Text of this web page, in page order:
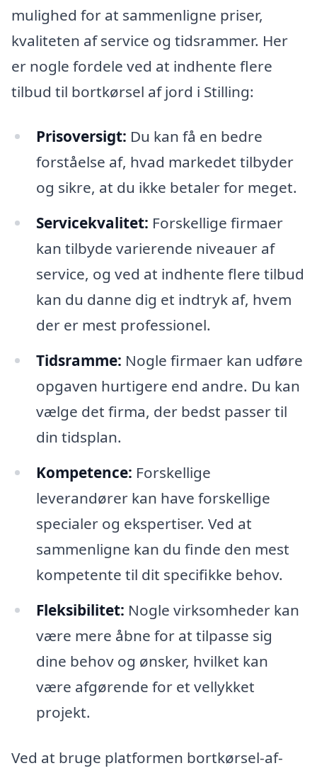
mulighed for at sammenligne priser,
kvaliteten af service og tidsrammer. Her
er nogle fordele ved at indhente flere
tilbud til bortkørsel af jord i Stilling:
Prisoversigt: Du kan få en bedre
forståelse af, hvad markedet tilbyder
og sikre, at du ikke betaler for meget.
Servicekvalitet: Forskellige firmaer
kan tilbyde varierende niveauer af
service, og ved at indhente flere tilbud
kan du danne dig et indtryk af, hvem
der er mest professionel.
Tidsramme: Nogle firmaer kan udføre
opgaven hurtigere end andre. Du kan
vælge det firma, der bedst passer til
din tidsplan.
Kompetence: Forskellige
leverandører kan have forskellige
specialer og ekspertiser. Ved at
sammenligne kan du finde den mest
kompetente til dit specifikke behov.
Fleksibilitet: Nogle virksomheder kan
være mere åbne for at tilpasse sig
dine behov og ønsker, hvilket kan
være afgørende for et vellykket
projekt.
Ved at bruge platformen bortkørsel-af-